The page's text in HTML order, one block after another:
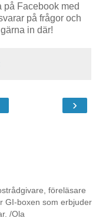
på Facebook med
på frågor och
in där!
›
föreläsare
GI-boxen som erbjuder
/Ola